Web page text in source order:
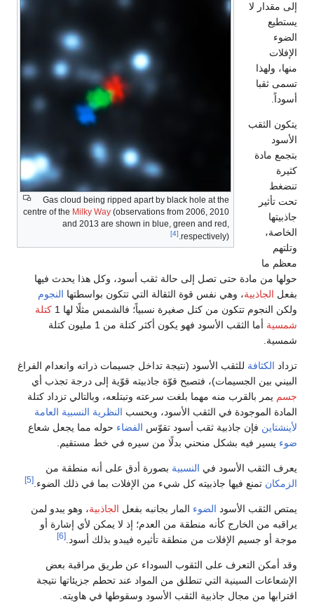
Gas cloud being ripped apart by black hole at the
centre of the Milky Way (observations from 2006, 2010
and 2013 are shown in blue, green and red,
respectively).
[4]
إلى مقدار لا
يستطيع
الضوء
الإفلات
منها، ولهذا
تسمى ثقبا
أسوداً.
يتكون الثقب
الأسود
بتجمع مادة
كثيرة
تنضغط
تحت تأثير
جاذبيتها
الخاصة،
وتلتهم
معظم ما
حولها من مادة حتى تصل إلى حالة ثقب أسود، وكل هذا يحدث فيها
بفعل الجاذبية، وهي نفس قوة الثقالة التي تتكون بواسطتها النجوم
ولكن النجوم تتكون من كتل صغيرة نسبياً؛ فالشمس مثلًا لها 1
كتلة
شمسية
أما الثقب الأسود فهو يكون أكثر كتلة من 1 مليون كتلة
شمسية.
تزداد الكثافة للثقب الأسود (نتيجة تداخل جسيمات ذراته وانعدام الفراغ
البيني بين الجسيمات)، فتصبح قوّة جاذبيته قوّية إلى درجة تجذب أي
جسم يمر بالقرب منه مهما بلغت سرعته وتبتلعه، وبالتالي تزداد كتلة
المادة الموجودة في الثقب الأسود، وبحسب النظرية النسبية العامة
لأينشتاين فإن جاذبية ثقب أسود تقوّس الفضاء حوله مما يجعل شعاع
ضوء يسير فيه بشكل منحني بدلًا من سيره في خط مستقيم.
يعرف الثقب الأسود في النسبية بصورة أدق على أنه منطقة من
الزمكان تمنع فيها جاذبيته كل شيء من الإفلات بما في ذلك الضوء. [5]
يمتص الثقب الأسود الضوء المار بجانبه بفعل الجاذبية، وهو يبدو لمن
يراقبه من الخارج كأنه منطقة من العدم؛ إذ لا يمكن لأي إشارة أو
موجة أو جسيم الإفلات من منطقة تأثيره فيبدو بذلك أسود. [6]
وقد أمكن التعرف على الثقوب السوداء عن طريق مراقبة بعض
الإشعاعات السينية التي تنطلق من المواد عند تحطم جزيئاتها نتيجة
اقترابها من مجال جاذبية الثقب الأسود وسقوطها في هاويته.